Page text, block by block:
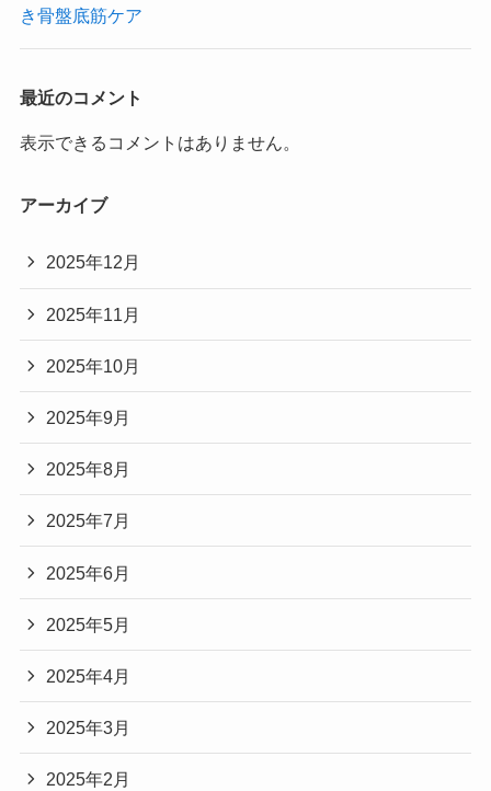
き骨盤底筋ケア
最近のコメント
表示できるコメントはありません。
アーカイブ
2025年12月
2025年11月
2025年10月
2025年9月
2025年8月
2025年7月
2025年6月
2025年5月
2025年4月
2025年3月
2025年2月